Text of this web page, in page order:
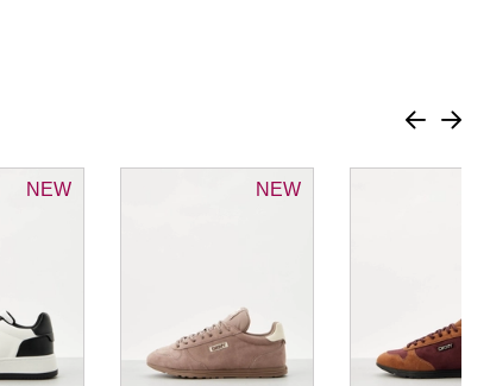
NEW NEW